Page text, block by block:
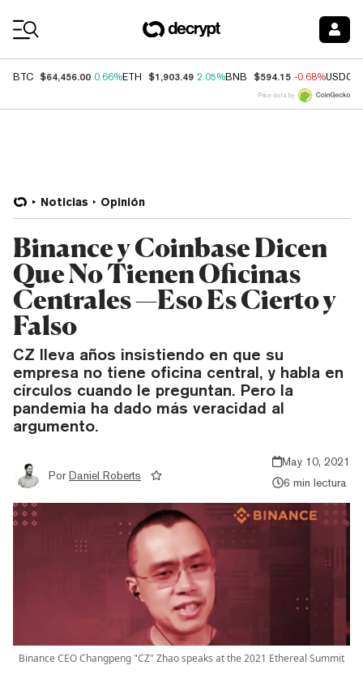
BTC $64,456.00 0.66%ETH $1,903.49 2.05%BNB $594.15 -0.68%USDC
Price data by
Noticias Opinión
Binance y Coinbase Dicen
Que No Tienen Oficinas
Centrales —Eso Es Cierto y
Falso
CZ lleva años insistiendo en que su
empresa no tiene oficina central, y habla en
círculos cuando le preguntan. Pero la
pandemia ha dado más veracidad al
argumento.
Por Daniel Roberts
May 10, 2021
6 min lectura
Binance CEO Changpeng "CZ" Zhao speaks at the 2021 Ethereal Summit